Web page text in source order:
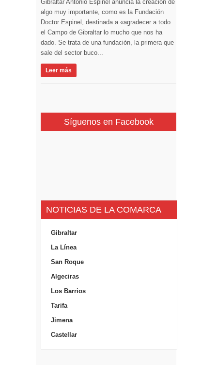
Gibraltar Antonio Espinel anuncia la creación de
algo muy importante, como es la Fundación
Doctor Espinel, destinada a «agradecer a todo
el Campo de Gibraltar lo mucho que nos ha
dado. Se trata de una fundación, la primera que
sale del sector buco...
Leer más
Síguenos en Facebook
NOTICIAS DE LA COMARCA
Gibraltar
La Línea
San Roque
Algeciras
Los Barrios
Tarifa
Jimena
Castellar